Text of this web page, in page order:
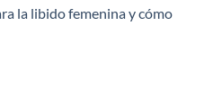
Cayennela libido femenina y cómo